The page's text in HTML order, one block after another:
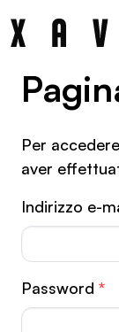
Per
aver
Indirizzo e-
Password *